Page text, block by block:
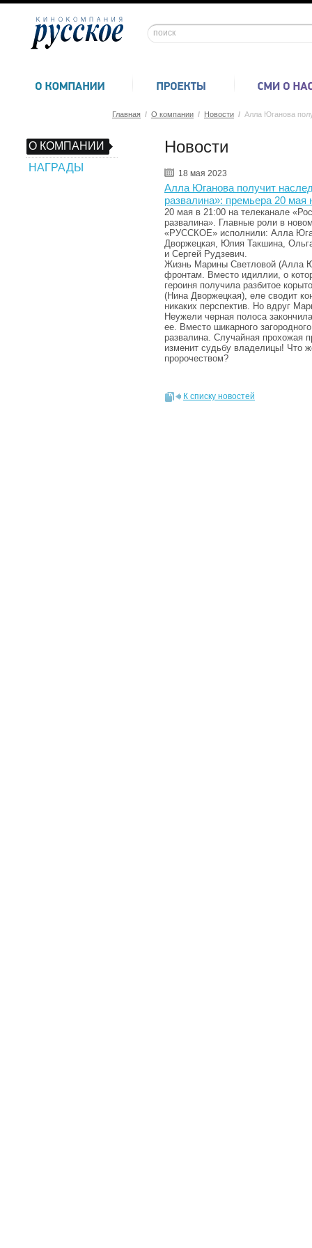
Главная / О компании / Новости / Алла Юганова
О КОМПАНИИ
НАГРАДЫ
Новости
18 мая 2023
Алла Юганова получит
развалина»: премьера 20 мая
20 мая в 21:00 на телеканале
развалина». Главные роли в
«РУССКОЕ» исполнили: Алла
Дворжецкая, Юлия Такшина,
и Сергей Рудзевич.
Жизнь Марины Светловой (Алла
фронтам. Вместо идиллии, о
героиня получила разбитое
(Нина Дворжецкая), еле сводит
никаких перспектив. Но вдруг
Неужели черная полоса
ее. Вместо шикарного
развалина. Случайная прохожая
изменит судьбу владелицы! Что
пророчеством?
К списку новостей